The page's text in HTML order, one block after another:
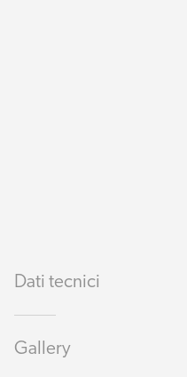
Dati tecnici
Gallery